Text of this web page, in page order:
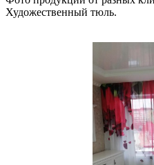
Художественный тюль.